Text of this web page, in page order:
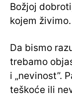
Božjoj
kojem živimo.
Da bismo
trebamo
i „nevinost”.
teškoće ili